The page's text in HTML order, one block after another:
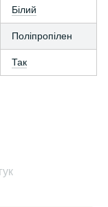
Білий
Поліпропілен
Так